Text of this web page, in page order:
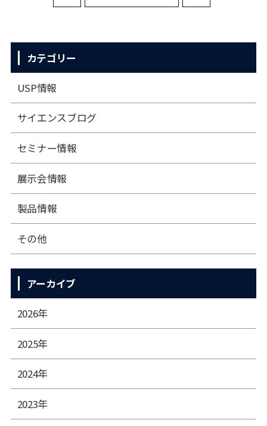
カテゴリー
USP情報
サイエンスブログ
セミナー情報
展⽰会情報
製品情報
その他
アーカイブ
2026年
2025年
2024年
2023年